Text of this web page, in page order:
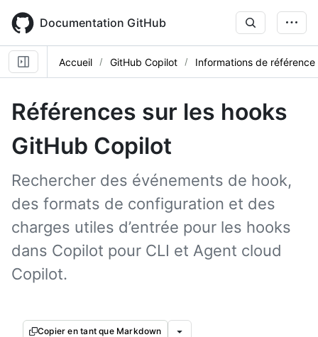
main
content
Documentation GitHub
Accueil GitHub Copilot Informations de référence
Références sur les hooks
GitHub Copilot
Rechercher des événements de hook,
des formats de configuration et des
charges utiles d’entrée pour les hooks
dans Copilot pour CLI et Agent cloud
Copilot.
Copier en tant que Markdown